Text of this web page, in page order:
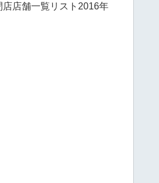
店店舗一覧リスト2016年